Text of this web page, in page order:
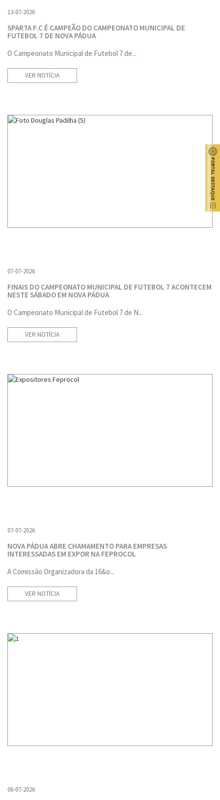
13-07-2026
SPARTA F.C É CAMPEÃO DO CAMPEONATO MUNICIPAL DE
FUTEBOL 7 DE NOVA PÁDUA
O Campeonato Municipal de Futebol 7 de...
VER NOTÍCIA
07-07-2026
FINAIS DO CAMPEONATO MUNICIPAL DE FUTEBOL 7 ACONTECEM
NESTE SÁBADO EM NOVA PÁDUA
O Campeonato Municipal de Futebol 7 de N...
VER NOTÍCIA
07-07-2026
NOVA PÁDUA ABRE CHAMAMENTO PARA EMPRESAS
INTERESSADAS EM EXPOR NA FEPROCOL
A Comissão Organizadora da 16&o...
VER NOTÍCIA
06-07-2026